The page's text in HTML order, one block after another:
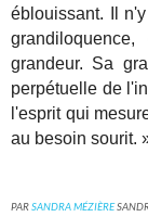
éblouissant. Il
grandeur. Sa
perpétuelle de
l'esprit qui
au besoin sourit.
PARSANDRA MÉZIÈRE